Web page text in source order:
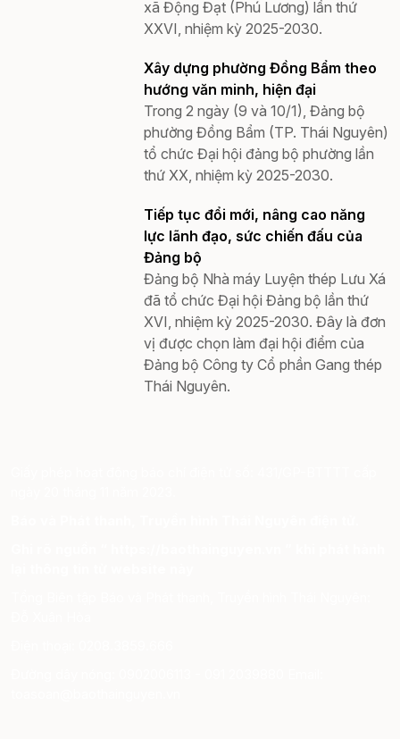
xã Động Đạt (Phú Lương) lần thứ
XXVI, nhiệm kỳ 2025-2030.
Xây dựng phường Đồng Bẩm theo
hướng văn minh, hiện đại
Trong 2 ngày (9 và 10/1), Đảng bộ
phường Đồng Bẩm (TP. Thái Nguyên)
tổ chức Đại hội đảng bộ phường lần
thứ XX, nhiệm kỳ 2025-2030.
Tiếp tục đổi mới, nâng cao năng
lực lãnh đạo, sức chiến đấu của
Đảng bộ
Đảng bộ Nhà máy Luyện thép Lưu Xá
đã tổ chức Đại hội Đảng bộ lần thứ
XVI, nhiệm kỳ 2025-2030. Đây là đơn
vị được chọn làm đại hội điểm của
Đảng bộ Công ty Cổ phần Gang thép
Thái Nguyên.